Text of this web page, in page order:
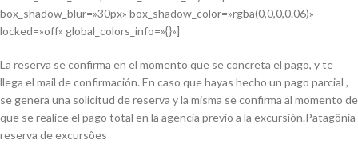
box_shadow_blur=»30px» box_shadow_color=»rgba(0,0,0,0.06)»
locked=»off» global_colors_info=»{}»]
La reserva se confirma en el momento que se concreta el pago, y te
llega el mail de confirmación. En caso que hayas hecho un pago parcial ,
se genera una solicitud de reserva y la misma se confirma al momento de
que se realice el pago total en la agencia previo a la excursión.Patagônia
reserva de excursões